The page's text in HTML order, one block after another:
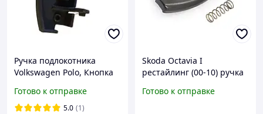
Ручка подлокотника
Volkswagen Polo, Кнопка
Polo, 3B0868445B41,
3B0868445
Готово к отправке
5.0 (1)
Skoda Octavia I
рестайлинг (00-10) ручка
подлокотника 3B0868445,
Готово к отправке